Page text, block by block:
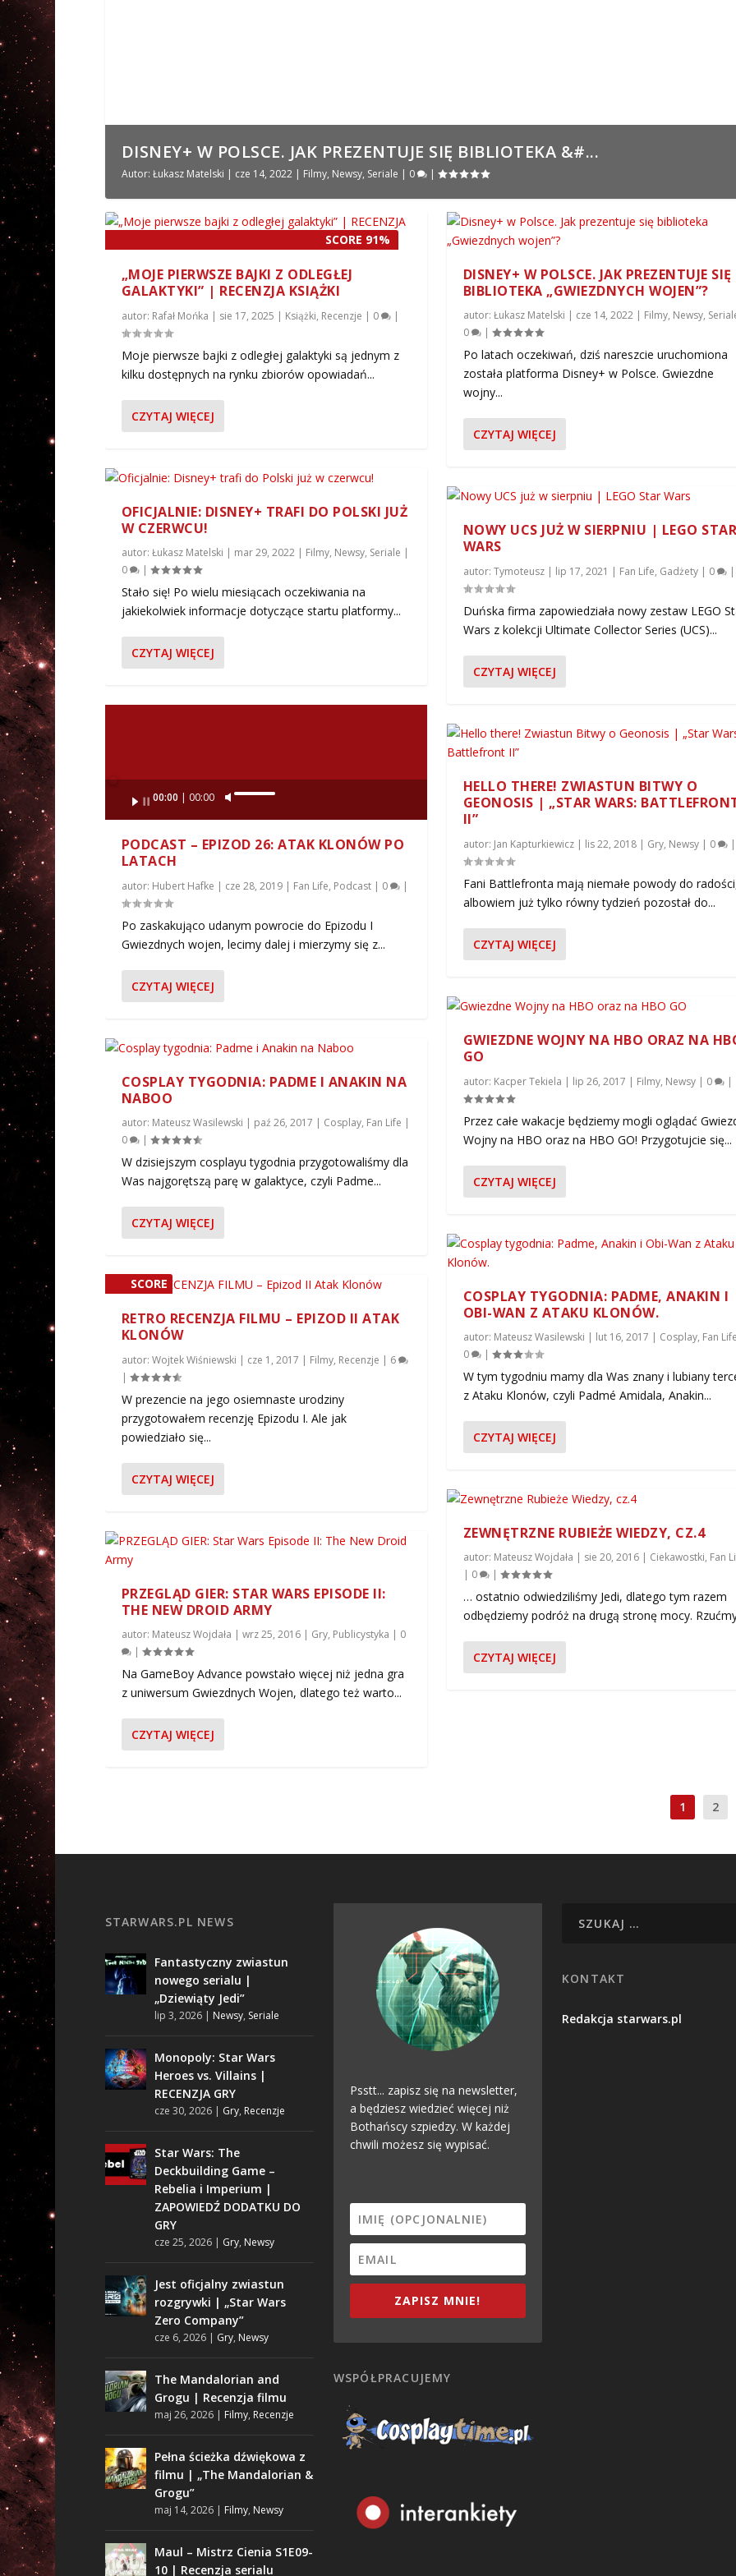
DISNEY+ W POLSCE. JAK PREZENTUJE SIĘ BIBLIOTEKA &#...
Autor: Łukasz Matelski | cze 14, 2022| Filmy, Newsy, Seriale | 0 |
OFICJALNIE: DISNEY+ TRAFI DO POLSKI JUŻ W CZERWCU!...
Autor: Łukasz Matelski
NOWY UCS JUŻ W SIERPNIU | LEGO STAR WARS
Autor: Tymoteusz
PODCAST – EPIZOD 26: ATAK KLONÓW PO LATACH
Autor: Hubert Hafke
COSPLAY TYGODNIA: PADME I ANAKIN NA NABOO
Autor: Mateusz Wasilewski
RETRO RECENZJA FILMU – EPIZOD II ATAK KLONÓW...
Autor: Wojtek Wiśniewski
SCORE 91%
„MOJE PIERWSZE BAJKI Z ODLEGŁEJ
GALAKTYKI” | RECENZJA KSIĄŻKI
autor: Rafał Mońka | sie 17, 2025 | Książki, Recenzje | 0 |
Moje pierwsze bajki z odległej galaktyki są jednym z
kilku dostępnych na rynku zbiorów opowiadań...
CZYTAJ WIĘCEJ
OFICJALNIE: DISNEY+ TRAFI DO POLSKI JUŻ
W CZERWCU!
autor: Łukasz Matelski | mar 29, 2022| Filmy, Newsy, Seriale |
0
|
Stało się! Po wielu miesiącach oczekiwania na
jakiekolwiek informacje dotyczące startu platformy...
CZYTAJ WIĘCEJ
plików
00:00 00:00
U
ż
j
t
r
k
o
ó
y
o
d
o
a
y
z
z
l
b
m
n
ł
ć
PODCAST – EPIZOD 26: ATAK KLONÓW PO
LATACH
autor: Hubert Hafke | cze 28, 2019| Fan Life, Podcast| 0 |
Po zaskakująco udanym powrocie do Epizodu I
Gwiezdnych wojen, lecimy dalej i mierzymy się z...
CZYTAJ WIĘCEJ
COSPLAY TYGODNIA: PADME I ANAKIN NA
NABOO
autor: Mateusz Wasilewski | paź 26, 2017 | Cosplay, Fan Life |
0
|
W dzisiejszym cosplayu tygodnia przygotowaliśmy dla
Was najgorętszą parę w galaktyce, czyli Padme...
CZYTAJ WIĘCEJ
SCORE
RETRO RECENZJA FILMU – EPIZOD II ATAK
KLONÓW
autor: Wojtek Wiśniewski | cze 1, 2017 | Filmy, Recenzje | 6
|
W prezencie na jego osiemnaste urodziny
przygotowałem recenzję Epizodu I. Ale jak
powiedziało się...
CZYTAJ WIĘCEJ
PRZEGLĄD GIER: STAR WARS EPISODE II:
THE NEW DROID ARMY
autor: Mateusz Wojdała | wrz 25, 2016| Gry, Publicystyka | 0
|
Na GameBoy Advance powstało więcej niż jedna gra
z uniwersum Gwiezdnych Wojen, dlatego też warto...
CZYTAJ WIĘCEJ
DISNEY+ W POLSCE. JAK PREZENTUJE SIĘ
BIBLIOTEKA „GWIEZDNYCH WOJEN”?
autor: Łukasz Matelski | cze 14, 2022| Filmy, Newsy,
0
|
Po latach oczekiwań, dziś nareszcie uruchomiona
została platforma Disney+ w Polsce. Gwiezdne
wojny...
CZYTAJ WIĘCEJ
NOWY UCS JUŻ W SIERPNIU | LEGO
WARS
autor: Tymoteusz| lip 17, 2021 | Fan Life, Gadżety| 0 |
Duńska firma zapowiedziała nowy zestaw LEGO
Wars z kolekcji Ultimate Collector Series (UCS)...
CZYTAJ WIĘCEJ
HELLO THERE! ZWIASTUN BITWY O
GEONOSIS | „STAR WARS:
II”
autor: Jan Kapturkiewicz| lis 22, 2018| Gry, Newsy| 0 |
Fani Battlefronta mają niemałe powody do
albowiem już tylko równy tydzień pozostał do...
CZYTAJ WIĘCEJ
GWIEZDNE WOJNY NA HBO ORAZ NA
GO
autor: Kacper Tekiela | lip 26, 2017 | Filmy, Newsy| 0 |
Przez całe wakacje będziemy mogli oglądać
Wojny na HBO oraz na HBO GO! Przygotujcie się...
CZYTAJ WIĘCEJ
COSPLAY TYGODNIA: PADME, ANAKIN I
OBI-WAN Z ATAKU KLONÓW.
autor: Mateusz Wasilewski | lut 16, 2017 | Cosplay, Fan
0
|
W tym tygodniu mamy dla Was znany i lubiany
z Ataku Klonów, czyli Padmé Amidala, Anakin...
CZYTAJ WIĘCEJ
ZEWNĘTRZNE RUBIEŻE WIEDZY, CZ.4
autor: Mateusz Wojdała | sie 20, 2016| Ciekawostki, Fan
| 0 |
… ostatnio odwiedziliśmy Jedi, dlatego tym razem
odbędziemy podróż na drugą stronę mocy.
CZYTAJ WIĘCEJ
1 2
STARWARS.PL NEWS
Fantastyczny zwiastun
nowego serialu |
„Dziewiąty Jedi”
lip 3, 2026| Newsy, Seriale
Monopoly: Star Wars
Heroes vs. Villains |
RECENZJA GRY
cze 30, 2026| Gry, Recenzje
Star Wars: The
Deckbuilding Game –
Rebelia i Imperium |
ZAPOWIEDŹ DODATKU DO
GRY
cze 25, 2026| Gry, Newsy
Jest oficjalny zwiastun
rozgrywki | „Star Wars
Zero Company”
cze 6, 2026| Gry, Newsy
The Mandalorian and
Grogu | Recenzja filmu
maj 26, 2026| Filmy, Recenzje
Pełna ścieżka dźwiękowa z
filmu | „The Mandalorian &
Grogu”
maj 14, 2026| Filmy, Newsy
Maul – Mistrz Cienia S1E09-
10 | Recenzja serialu
Psstt... zapisz się na newsletter,
a będziesz wiedzieć więcej niż
Bothańscy szpiedzy. W każdej
chwili możesz się wypisać.
ZAPISZ MNIE!
WSPÓŁPRACUJEMY
KONTAKT
Redakcja starwars.pl